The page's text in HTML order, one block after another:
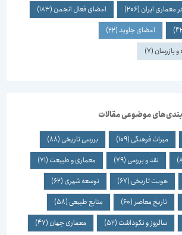
ایران(206) اعضای فعال انجمن(183)
اعضای جاوید(22)
(7)
موضوعی مقالات
میراث فرهنگی(109) بررسی تاریخی(88)
نقد و بررسی(79) معماری و طبیعت(71)
هویت تاریخی(67) توسعه شهری(62)
تاریخ معاصر(60) منابع طبیعی(58)
سالروز و نکوداشت(52) معماری جهان(47)